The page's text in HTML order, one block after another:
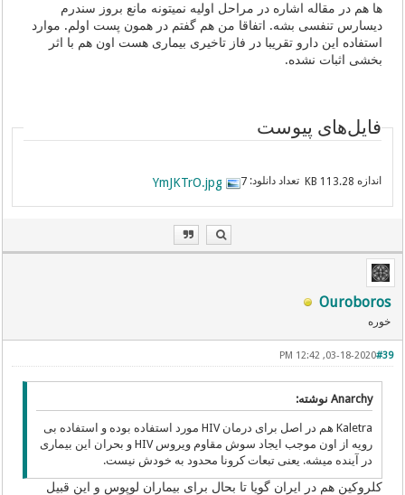
ها هم در مقاله اشاره در مراحل اولیه نمیتونه مانع بروز سندرم
دیسارس تنفسی بشه. اتفاقا من هم گفتم در همون پست اولم. موارد
استفاده این دارو تقریبا در فاز تاخیری بیماری هست اون هم با اثر
بخشی اثبات نشده.
فایل‌های پیوست
YmJKTrO.jpg اندازه 113.28 KB تعداد دانلود:7
Ouroboros
خوره
#39
03-18-2020, 12:42 PM
Anarchy نوشته:
Kaletra هم در اصل برای درمان HIV مورد استفاده بوده و استفاده بی
رویه از اون موجب ایجاد سوش مقاوم ویروس HIV و بحران این بیماری
در آینده میشه. یعنی تبعات کرونا محدود به خودش نیست.
کلروکین هم در ایران گویا تا بحال برای بیماران لوپوس و این قبیل